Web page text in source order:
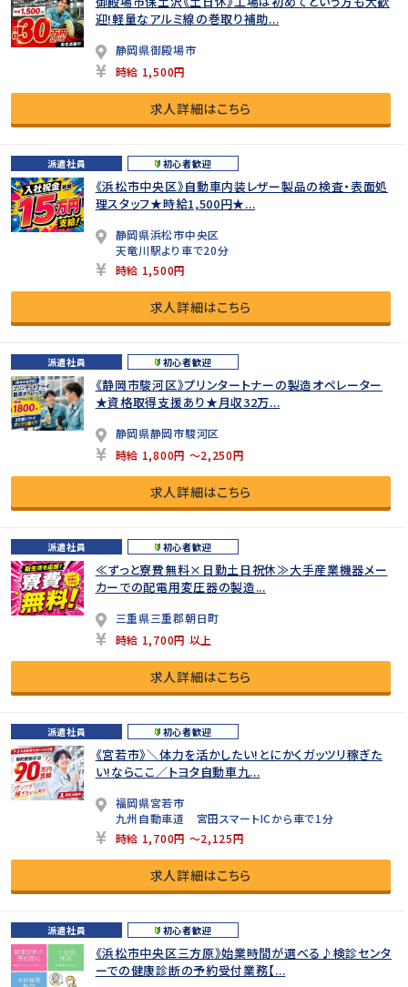
迎!軽量なアルミ線の巻取り補助...
静岡県御殿場市
時給 1,500円
求人詳細はこちら
派遣社員 初心者歓迎
《浜松市中央区》自動車内装レザー製品の検査・表面処
理スタッフ★時給1,500円★...
静岡県浜松市中央区
天竜川駅より車で20分
時給 1,500円
求人詳細はこちら
派遣社員 初心者歓迎
《静岡市駿河区》プリンタートナーの製造オペレーター
★資格取得支援あり★月収32万...
静岡県静岡市駿河区
時給 1,800円 ～2,250円
求人詳細はこちら
派遣社員 初心者歓迎
≪ずっと寮費無料×日勤土日祝休≫大手産業機器メー
カーでの配電用変圧器の製造...
三重県三重郡朝日町
時給 1,700円 以上
求人詳細はこちら
派遣社員 初心者歓迎
《宮若市》＼体力を活かしたい!とにかくガッツリ稼ぎた
い!ならここ／トヨタ自動車九...
福岡県宮若市
九州自動車道 宮田スマートICから車で1分
時給 1,700円 ～2,125円
求人詳細はこちら
派遣社員 初心者歓迎
《浜松市中央区三方原》始業時間が選べる♪検診センタ
ーでの健康診断の予約受付業務【...